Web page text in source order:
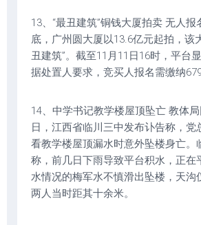
13、“最丑建筑”铜钱大厦拍卖 无人报
底，广州圆大厦以13.6亿元起拍，该
丑建筑”。截至11月11日16时，平台
据处置人要求，竞买人报名需缴纳
14、中学书记教学楼屋顶坠亡 教体
日，江西省临川三中发布讣告称，党
看教学楼屋顶漏水时意外坠楼身亡。
称，前几日下雨导致平台积水，正在
水情况的梅军水不慎滑出坠楼，天沟
两人当时距其十余米。